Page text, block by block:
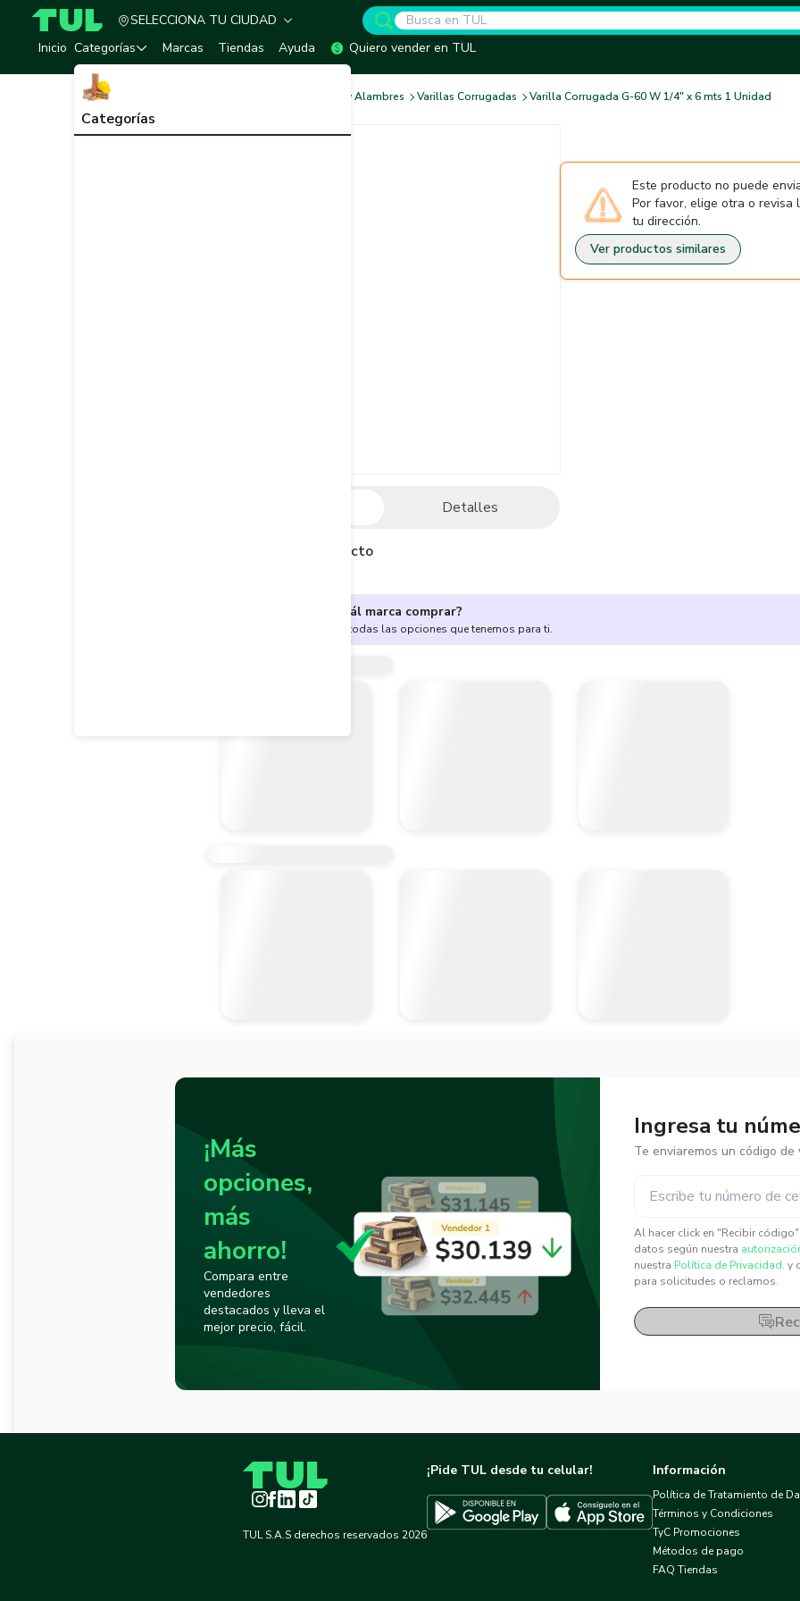
TUL - Tu Marketplace de Construcción
SELECCIONA TU CIUDAD
Inicio Categorías
Categorías
Marcas Tiendas Ayuda Quiero vender en TUL
Varillas y Alambres Varillas Corrugadas Varilla Corrugada G-60 W 1/4" x 6 mts 1 Unidad
Detalles
Descripción del producto
Este producto no puede
Por favor, elige otra o revisa
tu dirección.
Ver productos similares
¿No sabes cuál marca comprar?
Encuentra aquí todas las opciones que tenemos para ti.
¡Más
opciones,
más
ahorro!
Compara entre
vendedores
destacados y lleva el
mejor precio, fácil.
Ingresa tu
Te enviaremos un código de
Al hacer click en "Recibir
datos según nuestra
nuestra Política de Privacidad. y
para solicitudes o reclamos.
Instagram
Facebook
LinkedInTikTok
TUL S.A.S derechos reservados 2026
¡Pide TUL desde tu celular!
Descargar TUL en Google PlayDescargar TUL en App Store
Información
Política de Tratamiento de
Términos y Condiciones
TyC Promociones
Métodos de pago
FAQ Tiendas